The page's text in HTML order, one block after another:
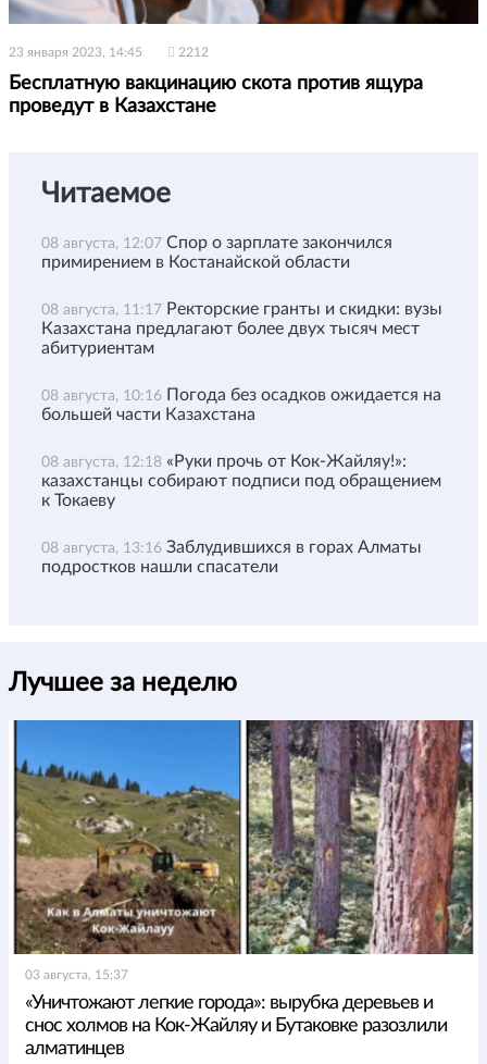
23 января 2023, 14:45 2212
Бесплатную вакцинацию скота против ящура
проведут в Казахстане
Читаемое
08 августа, 12:07 Спор о зарплате закончился
примирением в Костанайской области
08 августа, 11:17 Ректорские гранты и скидки: вузы
Казахстана предлагают более двух тысяч мест
абитуриентам
08 августа, 10:16 Погода без осадков ожидается на
большей части Казахстана
08 августа, 12:18 «Руки прочь от Кок-Жайляу!»:
казахстанцы собирают подписи под обращением
к Токаеву
08 августа, 13:16 Заблудившихся в горах Алматы
подростков нашли спасатели
Лучшее за неделю
03 августа, 15:37
«Уничтожают легкие города»: вырубка деревьев и
снос холмов на Кок-Жайляу и Бутаковке разозлили
алматинцев